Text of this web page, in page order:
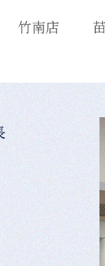
竹南店